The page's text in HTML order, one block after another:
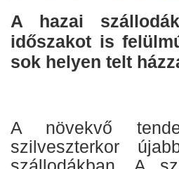
A hazai
időszakot is
sok helyen telt
A növekvő
szilveszterkor